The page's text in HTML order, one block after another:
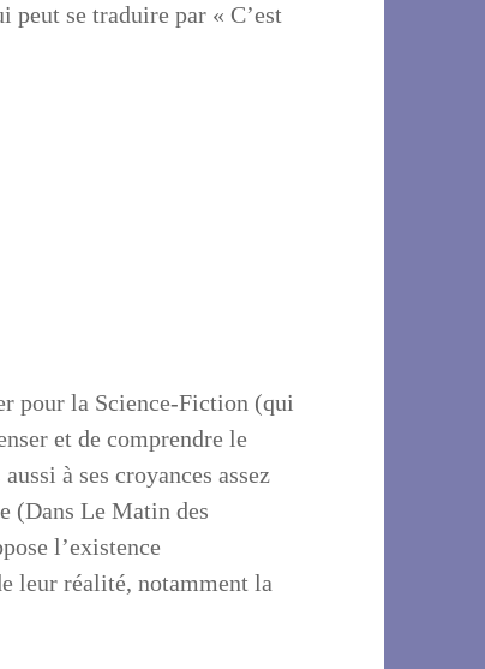
se traduire par « C’est
pour la Science-Fiction (qui
et de comprendre le
à ses croyances assez
(Dans Le Matin des
l’existence
leur réalité, notamment la